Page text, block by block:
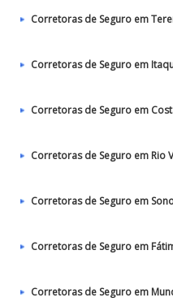
Corretoras de Seguro em
Corretoras de Seguro em
Corretoras de Seguro em
Corretoras de Seguro em Rio
Corretoras de Seguro em
Corretoras de Seguro em
Corretoras de Seguro em